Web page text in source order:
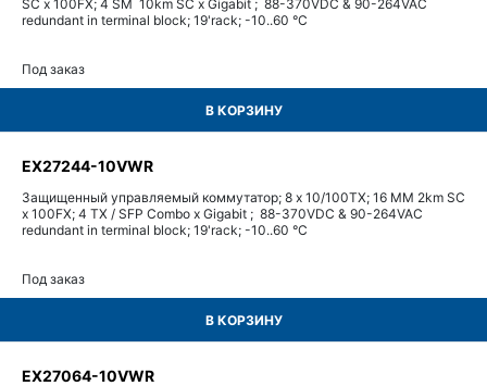
SC x 100FX; 4 SM 10km SC x Gigabit ; 88-370VDC & 90-264VAC
redundant in terminal block; 19'rack; -10..60 °C
Под заказ
В КОРЗИНУ
EX27244-10VWR
Защищенный управляемый коммутатор; 8 x 10/100TX; 16 MM 2km SC
x 100FX; 4 TX / SFP Combo x Gigabit ; 88-370VDC & 90-264VAC
redundant in terminal block; 19'rack; -10..60 °C
Под заказ
В КОРЗИНУ
EX27064-10VWR